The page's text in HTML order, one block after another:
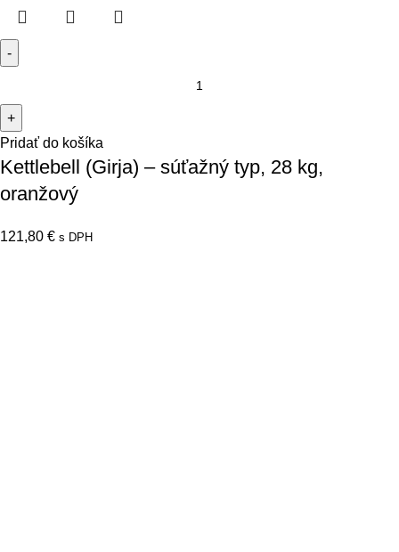
Pridať do košíka
Kettlebell (Girja) – súťažný typ, 28 kg,
oranžový
121,80 € s DPH